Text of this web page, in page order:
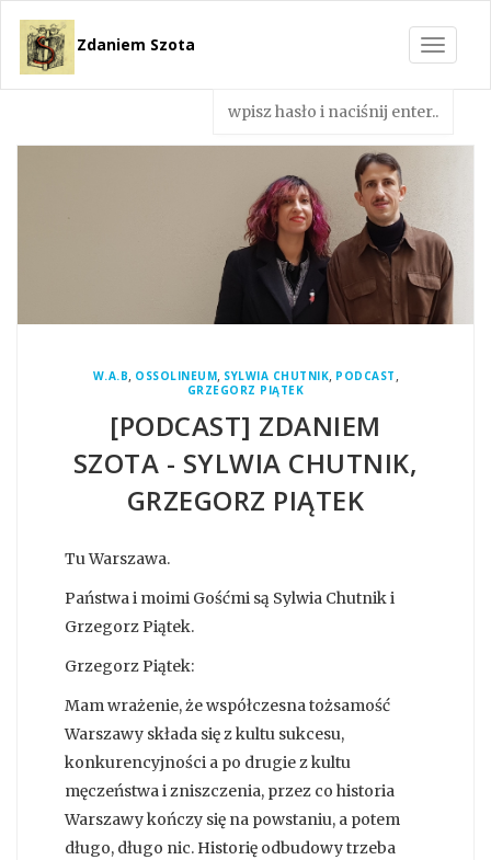
Toggle
Zdaniem Szota
W.A.B, OSSOLINEUM, SYLWIA CHUTNIK, PODCAST ,
GRZEGORZ PIĄTEK
[PODCAST] ZDANIEM
SZOTA - SYLWIA CHUTNIK,
GRZEGORZ PIĄTEK
Tu Warszawa.
Państwa i moimi Gośćmi są Sylwia Chutnik i
Grzegorz Piątek.
Grzegorz Piątek:
Mam wrażenie, że współczesna tożsamość
Warszawy składa się z kultu sukcesu,
konkurencyjności a po drugie z kultu
męczeństwa i zniszczenia, przez co historia
Warszawy kończy się na powstaniu, a potem
długo, długo nic. Historię odbudowy trzeba